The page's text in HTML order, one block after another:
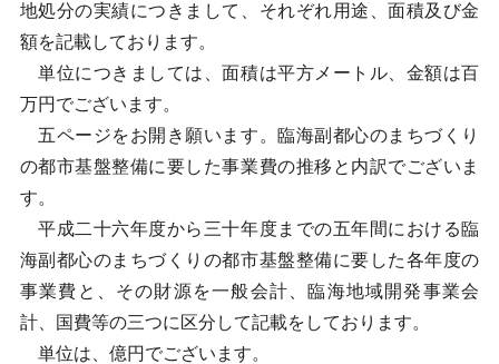
地処分の実績につきまして、それぞれ用途、面積及び金
額を記載しております。
単位につきましては、面積は平方メートル、金額は百
万円でございます。
五ページをお開き願います。臨海副都心のまちづくり
の都市基盤整備に要した事業費の推移と内訳でございま
す。
平成二十六年度から三十年度までの五年間における臨
海副都心のまちづくりの都市基盤整備に要した各年度の
事業費と、その財源を一般会計、臨海地域開発事業会
計、国費等の三つに区分して記載をしております。
単位は、億円でございます。